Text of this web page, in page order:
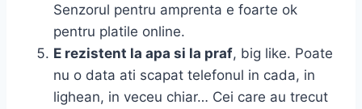
Senzorul pentru amprenta e foarte ok
pentru platile online.
E rezistent la apa si la praf, big like. Poate
nu o data ati scapat telefonul in cada, in
lighean, in veceu chiar… Cei care au trecut